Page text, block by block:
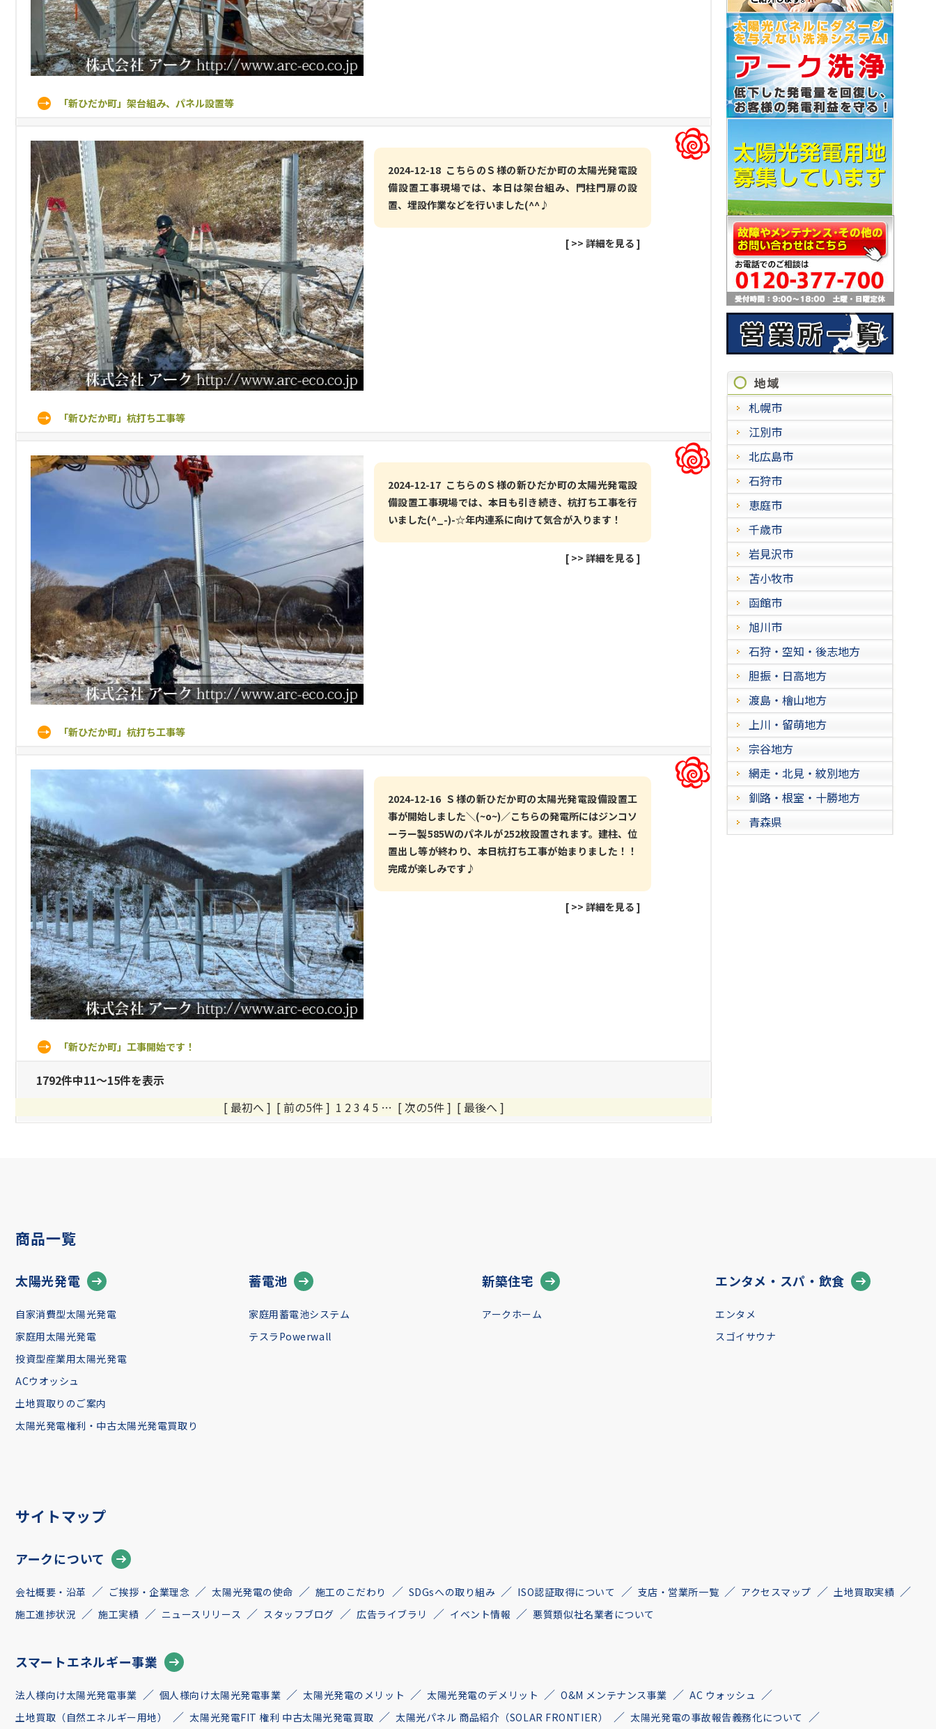
「新ひだか町」架台組み、パネル設置等
「新ひだか町」杭打ち工事等
2024-12-18 こちらのＳ様の新ひだか町の太陽光発電設
備設置工事現場では、本日は架台組み、門柱門扉の設
置、埋設作業などを行いました(^^♪
[ >> 詳細を見る ]
「新ひだか町」杭打ち工事等
2024-12-17 こちらのＳ様の新ひだか町の太陽光発電設
備設置工事現場では、本日も引き続き、杭打ち工事を行
いました(^_-)-☆年内連系に向けて気合が入ります！
[ >> 詳細を見る ]
「新ひだか町」工事開始です！
2024-12-16 Ｓ様の新ひだか町の太陽光発電設備設置工
事が開始しました＼(~o~)／こちらの発電所にはジンコソ
ーラー製585Ｗのパネルが252枚設置されます。建柱、位
置出し等が終わり、本日杭打ち工事が始まりました！！
完成が楽しみです♪
[ >> 詳細を見る ]
1792件中11～15件を表示
[ 最初へ ] [ 前の5件 ] 1 2 3 4 5 … [ 次の5件 ] [ 最後へ ]
札幌市
江別市
北広島市
石狩市
恵庭市
千歳市
岩見沢市
苫小牧市
函館市
旭川市
石狩・空知・後志地方
胆振・日高地方
渡島・檜山地方
上川・留萌地方
宗谷地方
網走・北見・紋別地方
釧路・根室・十勝地方
青森県
商品一覧
太陽光発電
自家消費型太陽光発電
家庭用太陽光発電
投資型産業用太陽光発電
ACウオッシュ
土地買取りのご案内
太陽光発電権利・中古太陽光発電買取り
蓄電池
家庭用蓄電池システム
テスラPowerwall
新築住宅
アークホーム
エンタメ・スパ・飲食
エンタメ
スゴイサウナ
サイトマップ
アークについて
会社概要・沿革 ご挨拶・企業理念 太陽光発電の使命 施工のこだわり SDGsへの取り組み ISO認証取得について 支店・営業所一覧 アクセスマップ
土地買取実績
施工進捗状況
施工実績 ニュースリリース スタッフブログ 広告ライブラリ イベント情報 悪質類似社名業者について
スマートエネルギー事業
法人様向け太陽光発電事業 個人様向け太陽光発電事業 太陽光発電のメリット 太陽光発電のデメリット O&M メンテナンス事業
AC ウォッシュ
土地買取（自然エネルギー用地）
太陽光発電FIT 権利 中古太陽光発電買取 太陽光パネル 商品紹介（SOLAR FRONTIER） 太陽光発電の事故報告義務化について